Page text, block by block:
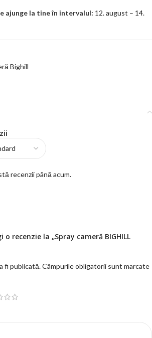
ajunge la tine în intervalul: 12. august – 14.
Bighill
recenzii până acum.
recenzie la „Spray cameră BIGHILL
fi publicată.Câmpurile obligatorii sunt marcate